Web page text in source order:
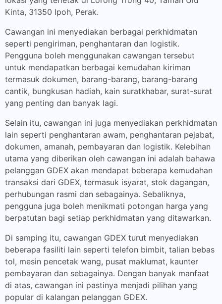
Kinta, 31350 Ipoh, Perak.
Cawangan ini menyediakan berbagai perkhidmatan
seperti pengiriman, penghantaran dan logistik.
Pengguna boleh menggunakan cawangan tersebut
untuk mendapatkan berbagai kemudahan kiriman
termasuk dokumen, barang-barang, barang-barang
cantik, bungkusan hadiah, kain suratkhabar, surat-surat
yang penting dan banyak lagi.
Selain itu, cawangan ini juga menyediakan perkhidmatan
lain seperti penghantaran awam, penghantaran pejabat,
dokumen, amanah, pembayaran dan logistik. Kelebihan
utama yang diberikan oleh cawangan ini adalah bahawa
pelanggan GDEX akan mendapat beberapa kemudahan
transaksi dari GDEX, termasuk isyarat, stok dagangan,
perhubungan rasmi dan sebagainya. Sebaliknya,
pengguna juga boleh menikmati potongan harga yang
berpatutan bagi setiap perkhidmatan yang ditawarkan.
Di samping itu, cawangan GDEX turut menyediakan
beberapa fasiliti lain seperti telefon bimbit, talian bebas
tol, mesin pencetak wang, pusat maklumat, kaunter
pembayaran dan sebagainya. Dengan banyak manfaat
di atas, cawangan ini pastinya menjadi pilihan yang
popular di kalangan pelanggan GDEX.